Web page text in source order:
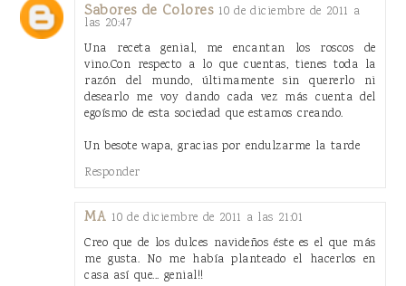
Sabores de Colores 10 de diciembre de 2011 a
las 20:47
Una receta genial, me encantan los roscos de
vino.Con respecto a lo que cuentas, tienes toda la
razón del mundo, últimamente sin quererlo ni
desearlo me voy dando cada vez más cuenta del
egoísmo de esta sociedad que estamos creando.
Un besote wapa, gracias por endulzarme la tarde
Responder
MA 10 de diciembre de 2011 a las 21:01
Creo que de los dulces navideños éste es el que más
me gusta. No me había planteado el hacerlos en
casa así que... genial!!